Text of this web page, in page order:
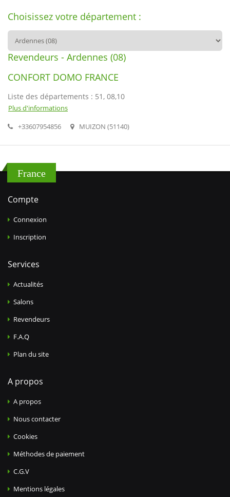
Choisissez votre département :
Revendeurs - Ardennes (08)
CONFORT DOMO FRANCE
Liste des départements : 51, 08,10
Plus d'informations
+33607954856
MUIZON (51140)
France
Compte
Connexion
Inscription
Services
Actualités
Salons
Revendeurs
F.A.Q
Plan du site
A propos
A propos
Nous contacter
Cookies
Méthodes de paiement
C.G.V
Mentions légales